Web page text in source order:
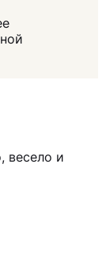
весело и